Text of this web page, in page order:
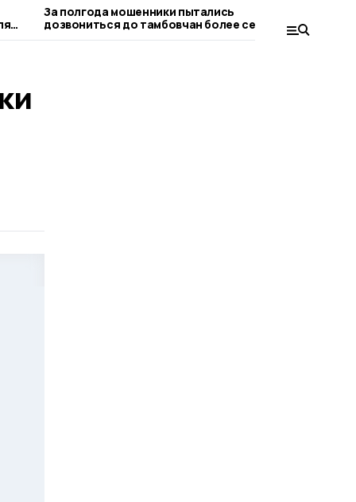
За полгода мошенники пытались
дозвониться до тамбовчан более семи
миллионов раз